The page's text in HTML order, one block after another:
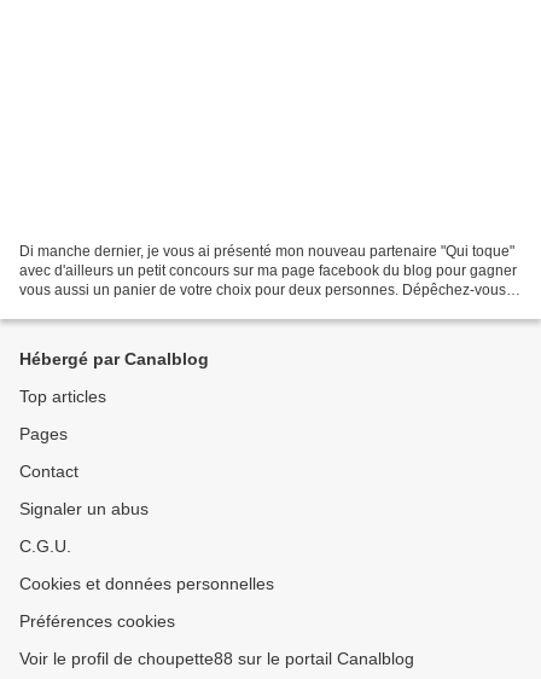
Di manche dernier, je vous ai présenté mon nouveau partenaire "Qui toque"
avec d'ailleurs un petit concours sur ma page facebook du blog pour gagner
vous aussi un panier de votre choix pour deux personnes. Dépêchez-vous si
Hébergé par Canalblog
Top articles
Pages
Contact
Signaler un abus
C.G.U.
Cookies et données personnelles
Préférences cookies
Voir le profil de choupette88 sur le portail Canalblog